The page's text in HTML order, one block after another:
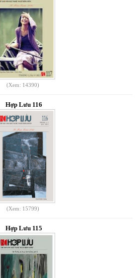
(Xem: 14390)
Hợp Lưu 116
(Xem: 15799)
Hợp Lưu 115